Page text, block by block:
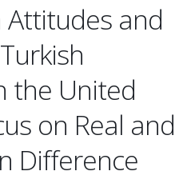
and
the United
on Real and
Difference